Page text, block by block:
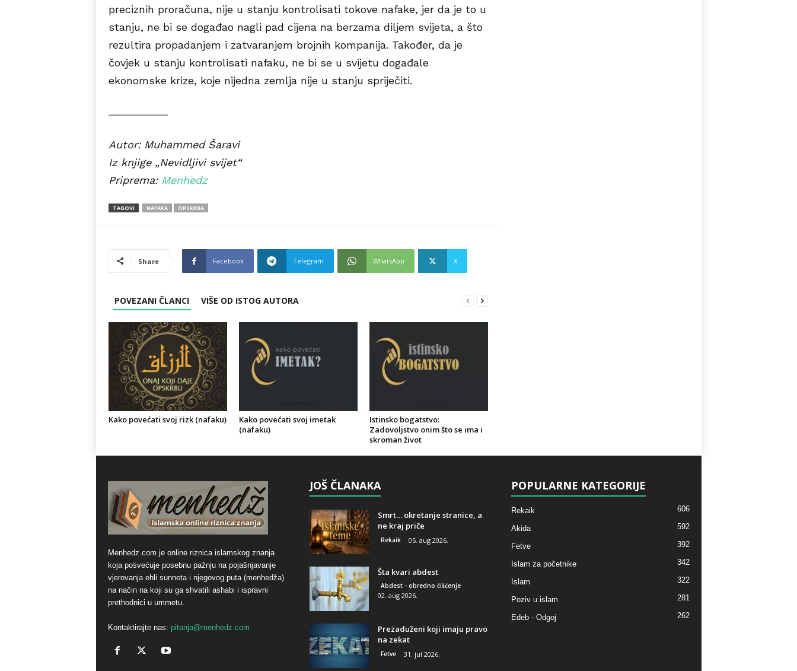
preciznih proračuna, nije u stanju kontrolisati tokove nafake, jer da je to u
stanju, ne bi se događao nagli pad cijena na berzama diljem svijeta, a što
rezultira propadanjem i zatvaranjem brojnih kompanija. Također, da je
čovjek u stanju kontrolisati nafaku, ne bi se u svijetu događale
ekonomske krize, koje nijedna zemlja nije u stanju spriječiti.
Autor: Muhammed Šaravi
Iz knjige „Nevidljivi svijet“
Priprema: Menhedz
TAGOVI NAFAKA OPSKRBA
Share Facebook Telegram WhatsApp X
POVEZANI ČLANCI VIŠE OD ISTOG AUTORA
Kako povećati svoj rizk (nafaku)
Kako povećati svoj imetak
(nafaku)
Istinsko bogatstvo:
Zadovoljstvo onim što se ima i
skroman život
Menhedz.com je online riznica islamskog znanja
koja posvećuje posebnu pažnju na pojašnjavanje
vjerovanja ehli sunneta i njegovog puta (menhedža)
na način na koji su ga shvatili ashabi i ispravni
prethodnici u ummetu.
Kontaktirajte nas: pitanja@menhedz.com
JOŠ ČLANAKA
Smrt… okretanje stranice, a
ne kraj priče
Rekaik 05. aug 2026.
Šta kvari abdest
Abdest - obredno čišćenje
02. aug 2026.
Prezaduženi koji imaju pravo
na zekat
Fetve 31. jul 2026.
POPULARNE KATEGORIJE
Rekaik 606
Akida 592
Fetve 392
Islam za početnike 342
Islam 322
Poziv u islam 281
Edeb - Odgoj 262